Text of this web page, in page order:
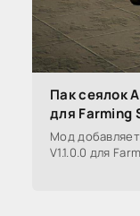
Пак сеялок
для Farming
Мод добавляет
V1.1.0.0 для